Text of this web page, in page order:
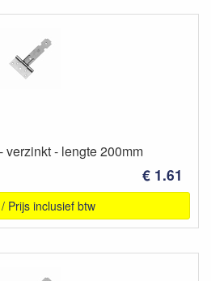
verzinkt - lengte 200mm
€ 1.61
Prijs inclusief btw